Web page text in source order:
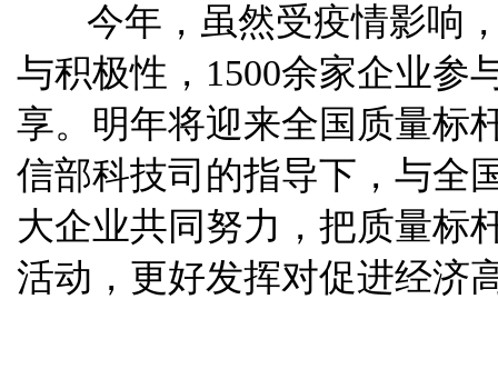
今年，虽然受疫情影响，
与积极性，1500余家企业参
享。明年将迎来全国质量标
信部科技司的指导下，与全
大企业共同努力，把质量标
活动，更好发挥对促进经济